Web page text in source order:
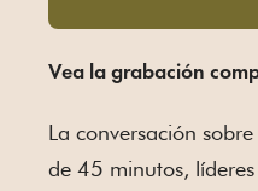
Vea la grabación
La conversación
de 45 minutos,